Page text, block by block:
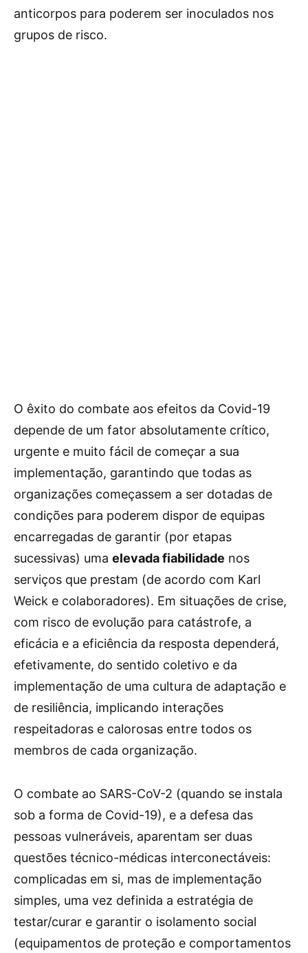
anticorpos para poderem ser inoculados nos
grupos de risco.
O êxito do combate aos efeitos da Covid-19
depende de um fator absolutamente crítico,
urgente e muito fácil de começar a sua
implementação, garantindo que todas as
organizações começassem a ser dotadas de
condições para poderem dispor de equipas
encarregadas de garantir (por etapas
sucessivas) uma elevada fiabilidade nos
serviços que prestam (de acordo com Karl
Weick e colaboradores). Em situações de crise,
com risco de evolução para catástrofe, a
eficácia e a eficiência da resposta dependerá,
efetivamente, do sentido coletivo e da
implementação de uma cultura de adaptação e
de resiliência, implicando interações
respeitadoras e calorosas entre todos os
membros de cada organização.
O combate ao SARS-CoV-2 (quando se instala
sob a forma de Covid-19), e a defesa das
pessoas vulneráveis, aparentam ser duas
questões técnico-médicas interconectáveis:
complicadas em si, mas de implementação
simples, uma vez definida a estratégia de
testar/curar e garantir o isolamento social
(equipamentos de proteção e comportamentos